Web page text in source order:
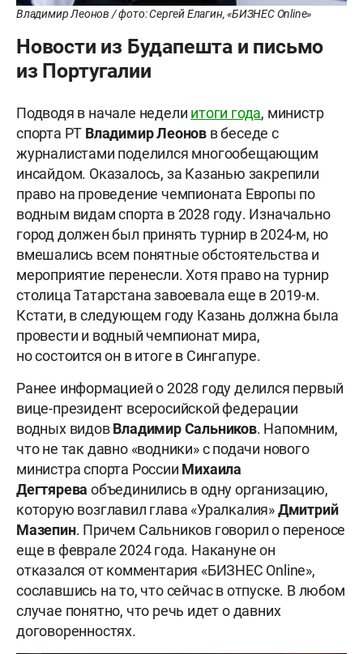
Владимир Леонов / фото: Сергей Елагин, «БИЗНЕС Online»
Новости из Будапешта и письмо
из Португалии
Подводя в начале недели итоги года, министр
спорта РТ Владимир Леонов в беседе с
журналистами поделился многообещающим
инсайдом. Оказалось, за Казанью закрепили
право на проведение чемпионата Европы по
водным видам спорта в 2028 году. Изначально
город должен был принять турнир в 2024-м, но
вмешались всем понятные обстоятельства и
мероприятие перенесли. Хотя право на турнир
столица Татарстана завоевала еще в 2019-м.
Кстати, в следующем году Казань должна была
провести и водный чемпионат мира,
но состоится он в итоге в Сингапуре.
Ранее информацией о 2028 году делился первый
вице-президент всеросийской федерации
водных видовВладимир Сальников. Напомним,
что не так давно «водники» с подачи нового
министра спорта России Михаила
Дегтярева объединились в одну организацию,
которую возглавил глава «Уралкалия»Дмитрий
Мазепин. Причем Сальников говорил о переносе
еще в феврале 2024 года. Накануне он
отказался от комментария «БИЗНЕС Online»,
сославшись на то, что сейчас в отпуске. В любом
случае понятно, что речь идет о давних
договоренностях.